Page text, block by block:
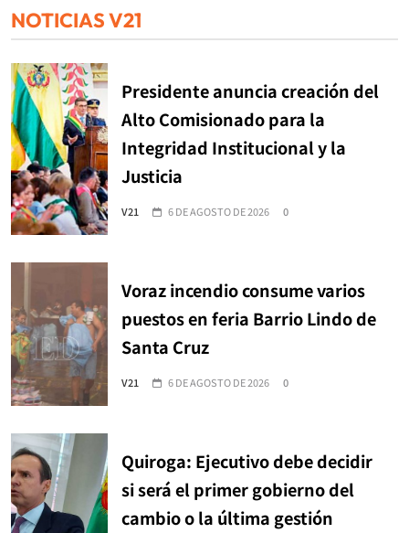
NOTICIAS V21
Presidente anuncia creación del
Alto Comisionado para la
Integridad Institucional y la
Justicia
V21 6 DE AGOSTO DE 2026 0
Voraz incendio consume varios
puestos en feria Barrio Lindo de
Santa Cruz
V21 6 DE AGOSTO DE 2026 0
Quiroga: Ejecutivo debe decidir
si será el primer gobierno del
cambio o la última gestión